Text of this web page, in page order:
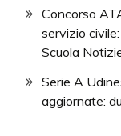
Concorso
servizio
Scuola
Serie A
aggiornate: